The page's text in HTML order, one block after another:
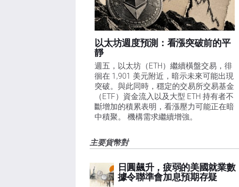
以太坊週度預測：看漲突破前的平
靜
週五，以太坊（ETH）繼續橫盤交易，徘
徊在 1,901 美元附近，暗示未來可能出現
突破。與此同時，穩定的交易所交易基金
（ETF）資金流入以及大型 ETH 持有者不
斷增加的積累表明，看漲壓力可能正在暗
中積聚。 機構需求繼續增強。
主要貨幣對
日圓飆升，疲弱的美國就業數
據令聯準會加息預期存疑